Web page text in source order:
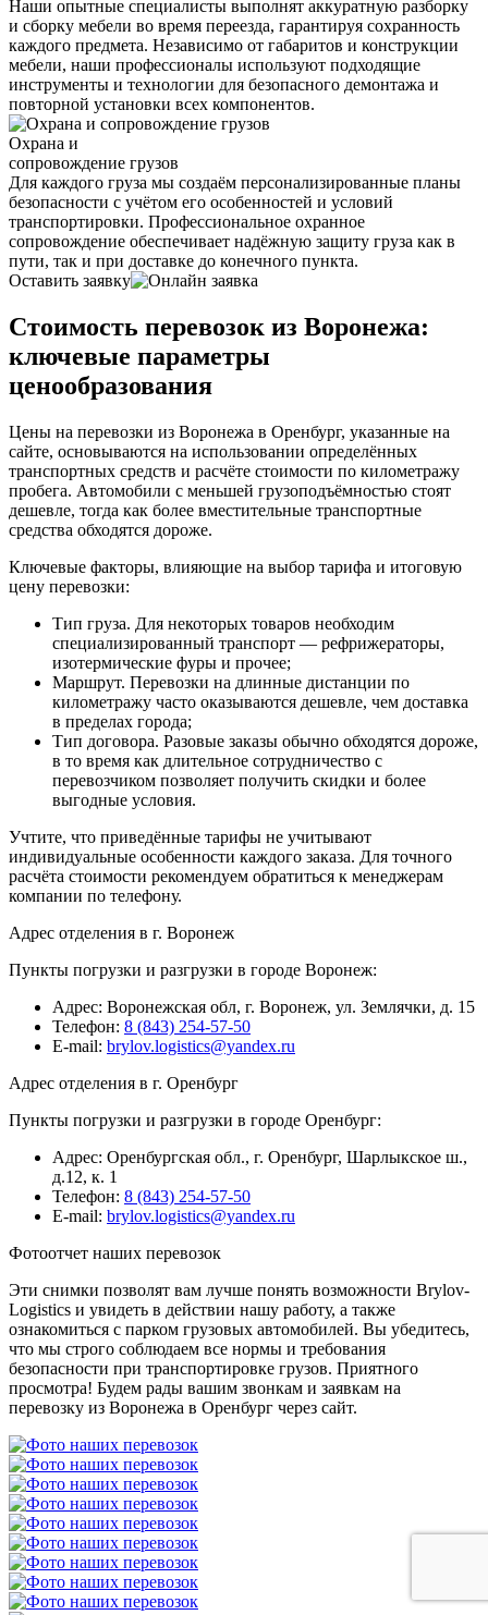
Наши опытные специалисты выполнят аккуратную разборку
и сборку мебели во время переезда, гарантируя сохранность
каждого предмета. Независимо от габаритов и конструкции
мебели, наши профессионалы используют подходящие
инструменты и технологии для безопасного демонтажа и
повторной установки всех компонентов.
Охрана и
сопровождение грузов
Для каждого груза мы создаём персонализированные планы
безопасности с учётом его особенностей и условий
транспортировки. Профессиональное охранное
сопровождение обеспечивает надёжную защиту груза как в
пути, так и при доставке до конечного пункта.
Оставить заявку
Стоимость перевозок из Воронежа:
ключевые параметры
ценообразования
Цены на перевозки из Воронежа в Оренбург, указанные на
сайте, основываются на использовании определённых
транспортных средств и расчёте стоимости по километражу
пробега. Автомобили с меньшей грузоподъёмностью стоят
дешевле, тогда как более вместительные транспортные
средства обходятся дороже.
Ключевые факторы, влияющие на выбор тарифа и итоговую
цену перевозки:
Тип груза. Для некоторых товаров необходим
специализированный транспорт — рефрижераторы,
изотермические фуры и прочее;
Маршрут. Перевозки на длинные дистанции по
километражу часто оказываются дешевле, чем доставка
в пределах города;
Тип договора. Разовые заказы обычно обходятся дороже,
в то время как длительное сотрудничество с
перевозчиком позволяет получить скидки и более
выгодные условия.
Учтите, что приведённые тарифы не учитывают
индивидуальные особенности каждого заказа. Для точного
расчёта стоимости рекомендуем обратиться к менеджерам
компании по телефону.
Адрес отделения в г. Воронеж
Пункты погрузки и разгрузки в городе Воронеж:
Адрес: Воронежская обл, г. Воронеж, ул. Землячки, д. 15
Телефон: 8 (843) 254-57-50
E-mail: brylov.logistics@yandex.ru
Адрес отделения в г. Оренбург
Пункты погрузки и разгрузки в городе Оренбург:
Адрес: Оренбургская обл., г. Оренбург, Шарлыкское ш.,
д.12, к. 1
Телефон: 8 (843) 254-57-50
E-mail: brylov.logistics@yandex.ru
Фотоотчет наших перевозок
Эти снимки позволят вам лучше понять возможности Brylov-
Logistics и увидеть в действии нашу работу, а также
ознакомиться с парком грузовых автомобилей. Вы убедитесь,
что мы строго соблюдаем все нормы и требования
безопасности при транспортировке грузов. Приятного
просмотра! Будем рады вашим звонкам и заявкам на
перевозку из Воронежа в Оренбург через сайт.